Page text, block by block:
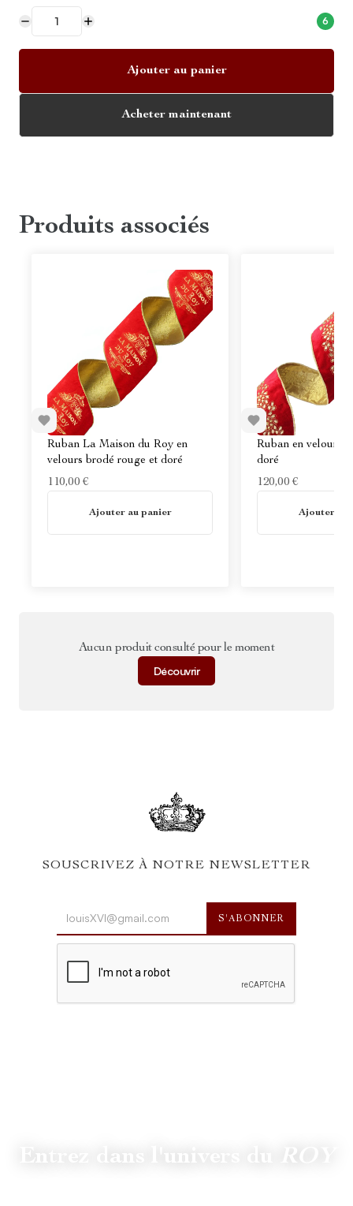
6
Ajouter au panier
Acheter maintenant
Produits associés
Ruban La Maison du Roy en
velours brodé rouge et doré
110,00 €
Ajouter au panier
Ruban en velours
doré
120,00 €
Ajouter au
Aucun produit consulté pour le moment
Découvrir
SOUSCRIVEZ À NOTRE NEWSLETTER
ROY